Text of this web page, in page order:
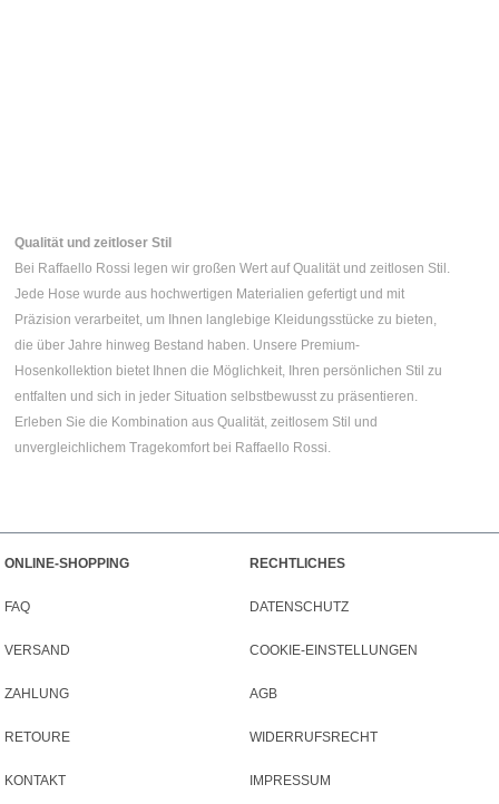
Qualität und zeitloser Stil
Bei Raffaello Rossi legen wir großen Wert auf Qualität und zeitlosen Stil.
Jede Hose wurde aus hochwertigen Materialien gefertigt und mit
Präzision verarbeitet, um Ihnen langlebige Kleidungsstücke zu bieten,
die über Jahre hinweg Bestand haben. Unsere Premium-
Hosenkollektion bietet Ihnen die Möglichkeit, Ihren persönlichen Stil zu
entfalten und sich in jeder Situation selbstbewusst zu präsentieren.
Erleben Sie die Kombination aus Qualität, zeitlosem Stil und
unvergleichlichem Tragekomfort bei Raffaello Rossi.
ONLINE-SHOPPING
FAQ
VERSAND
ZAHLUNG
RETOURE
KONTAKT
RECHTLICHES
DATENSCHUTZ
COOKIE-EINSTELLUNGEN
AGB
WIDERRUFSRECHT
IMPRESSUM